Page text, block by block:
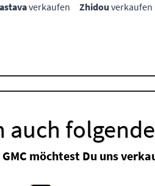
verkaufen Zhidou verkaufen
auch
möchtest Du uns